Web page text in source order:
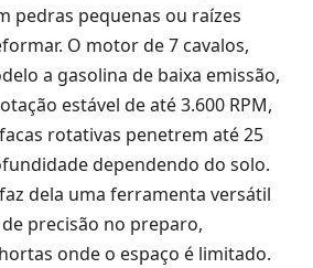
pedras pequenas ou raízes
O motor de 7 cavalos,
a gasolina de baixa emissão,
estável de até 3.600 RPM,
rotativas penetrem até 25
dependendo do solo.
dela uma ferramenta versátil
precisão no preparo,
onde o espaço é limitado.